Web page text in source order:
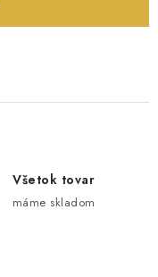
Všetok tovar
máme skladom